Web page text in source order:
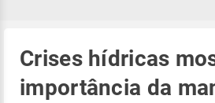
Crises hídricas
importância da